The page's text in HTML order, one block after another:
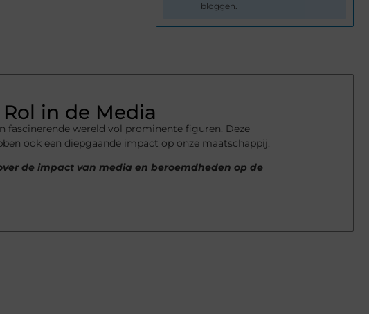
bloggen.
in de Media
fascinerende wereld vol prominente figuren. Deze
ook een diepgaande impact op onze maatschappij.
de impact van media en beroemdheden op de